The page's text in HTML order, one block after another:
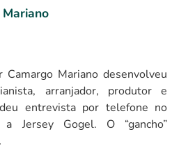
Camargo Mariano desenvolveu
arranjador, produtor e
entrevista por telefone no
Jersey Gogel. O “gancho”